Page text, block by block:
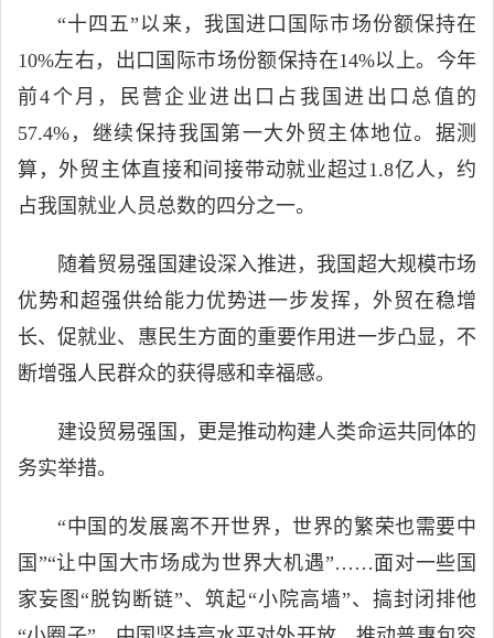
“十四五”以来，我国进口国际市场份额保持在
10%左右，出口国际市场份额保持在14%以上。今年
前4个月，民营企业进出口占我国进出口总值的
57.4%，继续保持我国第一大外贸主体地位。据测
算，外贸主体直接和间接带动就业超过1.8亿人，约
占我国就业人员总数的四分之一。
随着贸易强国建设深入推进，我国超大规模市场
优势和超强供给能力优势进一步发挥，外贸在稳增
长、促就业、惠民生方面的重要作用进一步凸显，不
断增强人民群众的获得感和幸福感。
建设贸易强国，更是推动构建人类命运共同体的
务实举措。
“中国的发展离不开世界，世界的繁荣也需要中
国”“让中国大市场成为世界大机遇”……面对一些国
家妄图“脱钩断链”、筑起“小院高墙”、搞封闭排他